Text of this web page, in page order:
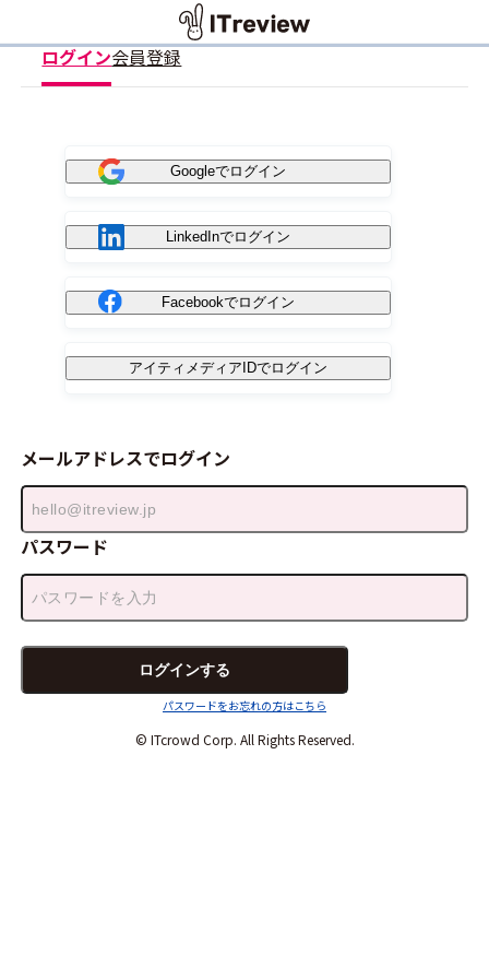
ログイン会員登録
Googleでログイン
LinkedInでログイン
Facebookでログイン
アイティメディアIDでログイン
メールアドレスでログイン
パスワード
パスワードをお忘れの方はこちら
© ITcrowd Corp. All Rights Reserved.